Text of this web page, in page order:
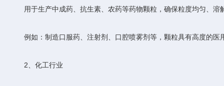
用于生产中成药、抗生素、农药等药物颗粒，确保粒度均匀、溶
例如：制造口服药、注射剂、口腔喷雾剂等，颗粒具有高度的医
‌2、化工行业‌